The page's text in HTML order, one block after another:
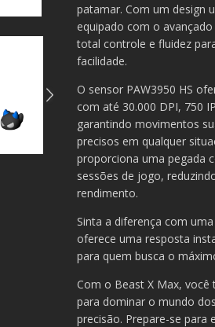
patamar. Com um design
equipado com o
total controle e fluidez
facilidade.
O sensor PAW3950 HS
com até 30.000 DPI, 750
garantindo movimentos
precisos em qualquer
proporciona uma pegada
sessões de jogo,
rendimento.
Sinta a diferença com
oferece uma resposta
para quem busca o
Com o Beast X Max,
para dominar o mundo
precisão. Prepare-se para